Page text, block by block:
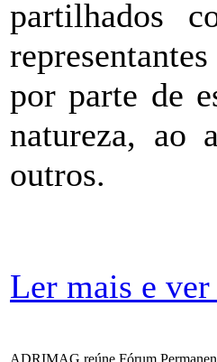
partilhados
por parte de
natureza, ao
outros.
Ler mais e
ADRIMAG reúne Fórum